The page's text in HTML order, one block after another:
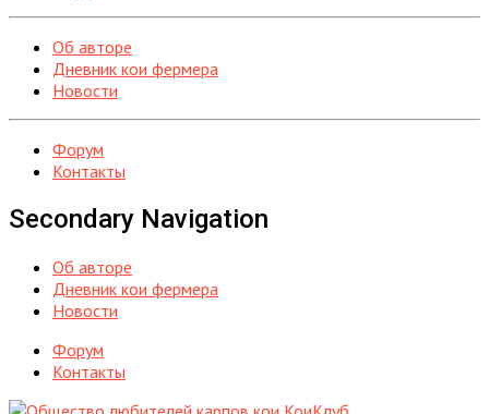
Об авторе
Дневник кои фермера
Новости
Форум
Контакты
Secondary Navigation
Об авторе
Дневник кои фермера
Новости
Форум
Контакты